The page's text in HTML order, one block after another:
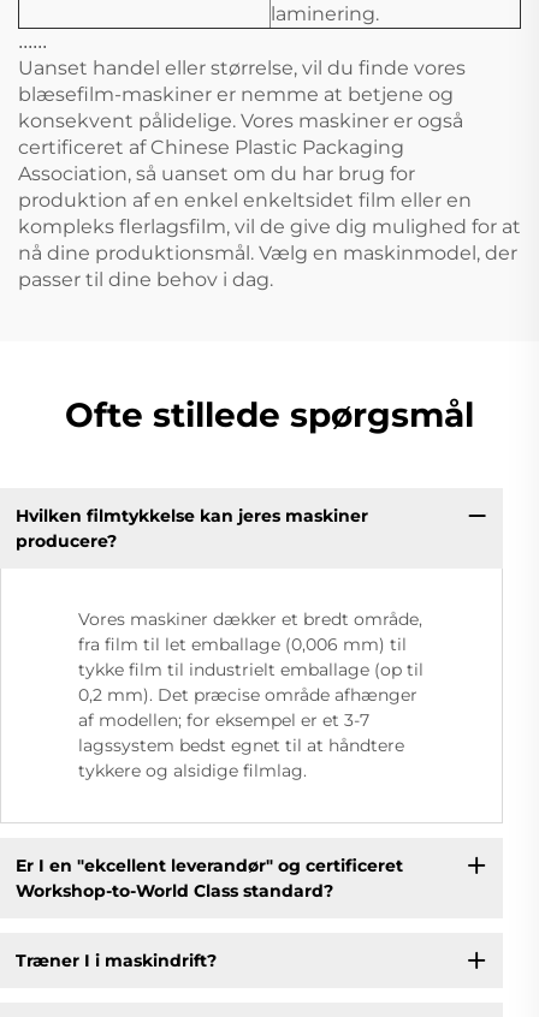
laminering.
......
Uanset handel eller størrelse, vil du finde vores
blæsefilm-maskiner er nemme at betjene og
konsekvent pålidelige. Vores maskiner er også
certificeret af Chinese Plastic Packaging
Association, så uanset om du har brug for
produktion af en enkel enkeltsidet film eller en
kompleks flerlagsfilm, vil de give dig mulighed for at
nå dine produktionsmål. Vælg en maskinmodel, der
passer til dine behov i dag.
Ofte stillede spørgsmål
Hvilken filmtykkelse kan jeres maskiner
producere?
Vores maskiner dækker et bredt område,
fra film til let emballage (0,006 mm) til
tykke film til industrielt emballage (op til
0,2 mm). Det præcise område afhænger
af modellen; for eksempel er et 3-7
lagssystem bedst egnet til at håndtere
tykkere og alsidige filmlag.
Er I en "ekcellent leverandør" og certificeret
Workshop-to-World Class standard?
Træner I i maskindrift?